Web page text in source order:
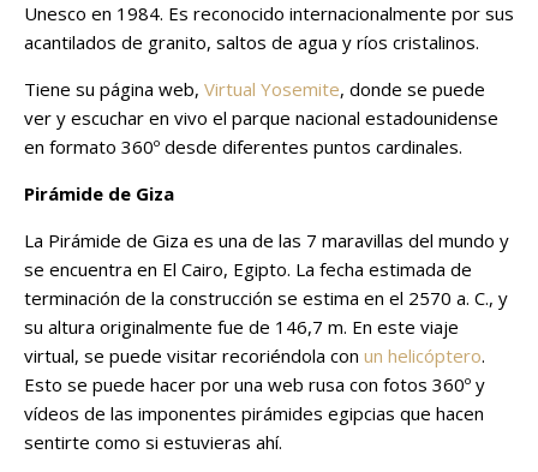
Unesco en 1984. Es reconocido internacionalmente por sus
acantilados de granito, saltos de agua y ríos cristalinos.
Tiene su página web, Virtual Yosemite, donde se puede
ver y escuchar en vivo el parque nacional estadounidense
en formato 360º desde diferentes puntos cardinales.
Pirámide de Giza
La Pirámide de Giza es una de las 7 maravillas del mundo y
se encuentra en El Cairo, Egipto. La fecha estimada de
terminación de la construcción se estima en el 2570 a. C., y
su altura originalmente fue de 146,7 m. En este viaje
virtual, se puede visitar recoriéndola con un helicóptero.
Esto se puede hacer por una web rusa con fotos 360º y
vídeos de las imponentes pirámides egipcias que hacen
sentirte como si estuvieras ahí.